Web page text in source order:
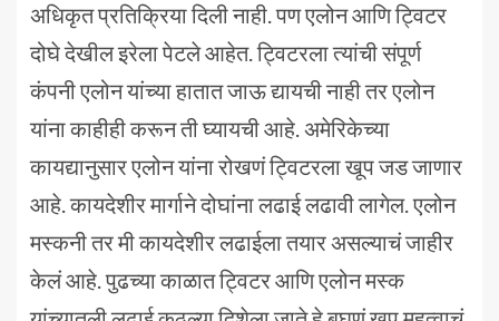
अधिकृत प्रतिक्रिया दिली नाही. पण एलोन आणि ट्विटर
दोघे देखील इरेला पेटले आहेत. ट्विटरला त्यांची संपूर्ण
कंपनी एलोन यांच्या हातात जाऊ द्यायची नाही तर एलोन
यांना काहीही करून ती घ्यायची आहे. अमेरिकेच्या
कायद्यानुसार एलोन यांना रोखणं ट्विटरला खूप जड जाणार
आहे. कायदेशीर मार्गाने दोघांना लढाई लढावी लागेल. एलोन
मस्कनी तर मी कायदेशीर लढाईला तयार असल्याचं जाहीर
केलं आहे. पुढच्या काळात ट्विटर आणि एलोन मस्क